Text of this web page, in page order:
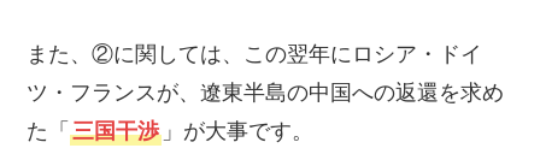
また、②に関しては、この翌年にロシア・ドイ
ツ・フランスが、遼東半島の中国への返還を求め
た「三国干渉 」が大事です。